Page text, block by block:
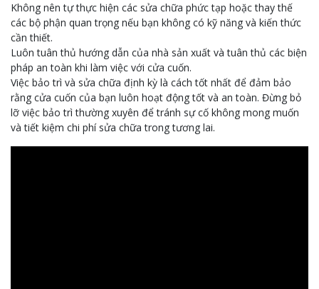
Không nên tự thực hiện các sửa chữa phức tạp hoặc thay thế
các bộ phận quan trọng nếu bạn không có kỹ năng và kiến thức
cần thiết.
Luôn tuân thủ hướng dẫn của nhà sản xuất và tuân thủ các biện
pháp an toàn khi làm việc với cửa cuốn.
Việc bảo trì và sửa chữa định kỳ là cách tốt nhất để đảm bảo
rằng cửa cuốn của bạn luôn hoạt động tốt và an toàn. Đừng bỏ
lỡ việc bảo trì thường xuyên để tránh sự cố không mong muốn
và tiết kiệm chi phí sửa chữa trong tương lai.